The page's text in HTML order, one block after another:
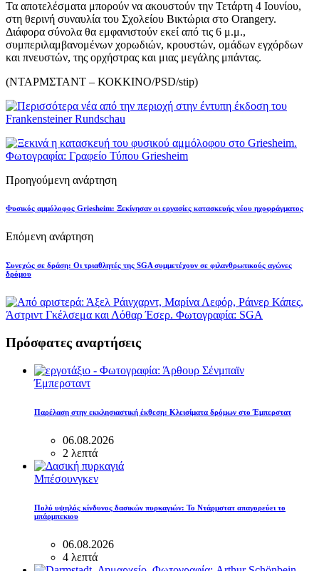
Τα αποτελέσματα μπορούν να ακουστούν την Τετάρτη 4 Ιουνίου,
στη θερινή συναυλία του Σχολείου Βικτώρια στο Orangery.
Διάφορα σύνολα θα εμφανιστούν εκεί από τις 6 μ.μ.,
συμπεριλαμβανομένων χορωδιών, κρουστών, ομάδων εγχόρδων
και πνευστών, της ορχήστρας και μιας μεγάλης μπάντας.
(ΝΤΑΡΜΣΤΑΝΤ – ΚΟΚΚΙΝΟ/PSD/stip)
Προηγούμενη ανάρτηση
Φυσικός αμμόλοφος Griesheim: Ξεκίνησαν οι εργασίες κατασκευής νέου ηχοφράγματος
Επόμενη ανάρτηση
Συνεχώς σε δράση: Οι τριαθλητές της SGA συμμετέχουν σε φιλανθρωπικούς αγώνες
δρόμου
Πρόσφατες αναρτήσεις
Έμπερσταντ
Παρέλαση στην εκκλησιαστική έκθεση: Κλεισίματα δρόμων στο Έμπερστατ
06.08.2026
2 λεπτά
Μπέσουνγκεν
Πολύ υψηλός κίνδυνος δασικών πυρκαγιών: Το Ντάρμστατ απαγορεύει το
μπάρμπεκιου
06.08.2026
4 λεπτά